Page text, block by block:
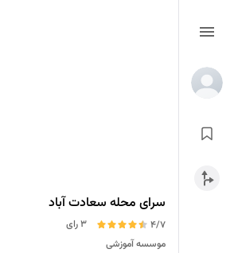
سرای محله سعادت آباد
4/7
3 رای
موسسه آموزشی